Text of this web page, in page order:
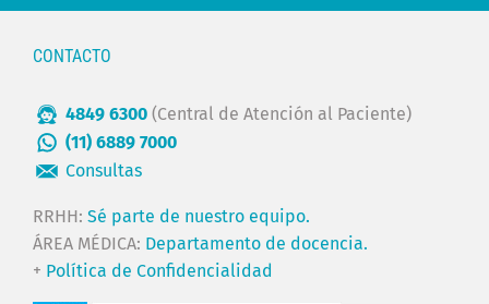
CONTACTO
4849 6300 (Central de Atención al Paciente)
(11) 6889 7000
Consultas
RRHH: Sé parte de nuestro equipo.
ÁREA MÉDICA: Departamento de docencia.
+ Política de Confidencialidad